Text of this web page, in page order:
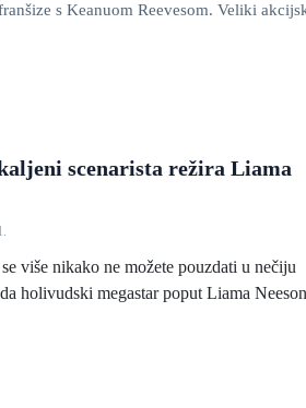
s Keanuom Reevesom. Veliki
scenarista režira Liama
više nikako ne možete pouzdati u nečiju
holivudski megastar poput Liama